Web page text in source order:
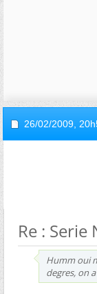
26/02/2009,
Re :
Humm oui
degres, on